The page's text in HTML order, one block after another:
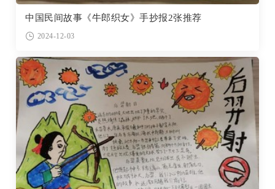
中国民间故事《牛郎织女》手抄报2张推荐
2024-12-03